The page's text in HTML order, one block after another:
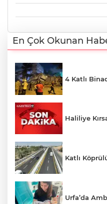
En Çok Okunan
4 Katlı
Haliliye
Katlı
Urfa’da